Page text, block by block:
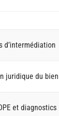
d’intermédiation
juridique du bien
et diagnostics